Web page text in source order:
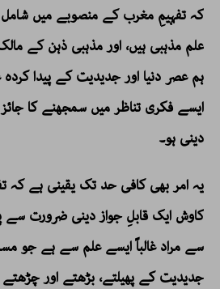
کہ تفہیمِ مغرب کے منصوبے میں شامل
علم مذہبی ہیں، اور مذہبی ذہن کے
ہم عصر دنیا اور جدیدیت کے پیدا
ایسے فکری تناظر میں سمجھنے کا
دینی ہو۔
یہ امر بھی کافی حد تک یقینی ہے کہ
کاوش ایک قابلِ جواز دینی ضرورت سے
سے مراد غالباً ایسے علم سے ہے جو
جدیدیت کے پھیلتے، بڑھتے اور